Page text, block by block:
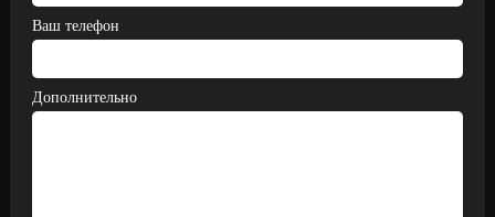
Ваш телефон
Дополнительно